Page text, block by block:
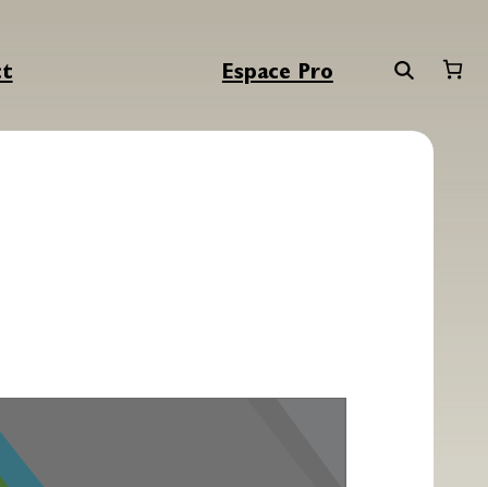
Espace Pro